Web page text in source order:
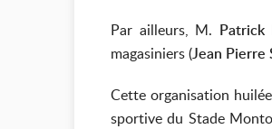
Par ailleurs, M. Patrick
magasiniers (Jean Pierre
Cette organisation
sportive du Stade